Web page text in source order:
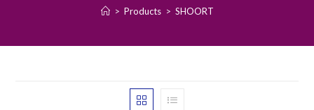
> Products > SHOORT